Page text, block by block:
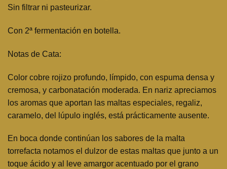
Sin fi­ltrar ni pasteurizar.
Con 2ª fermentación en botella.
Notas de Cata:
Color cobre rojizo profundo, límpido, con espuma densa y
cremosa, y carbonatación moderada. En nariz apreciamos
los aromas que aportan las maltas especiales, regaliz,
caramelo, del lúpulo inglés, está prácticamente ausente.
En boca donde continúan los sabores de la malta
torrefacta notamos el dulzor de estas maltas que junto a un
toque ácido y al leve amargor acentuado por el grano